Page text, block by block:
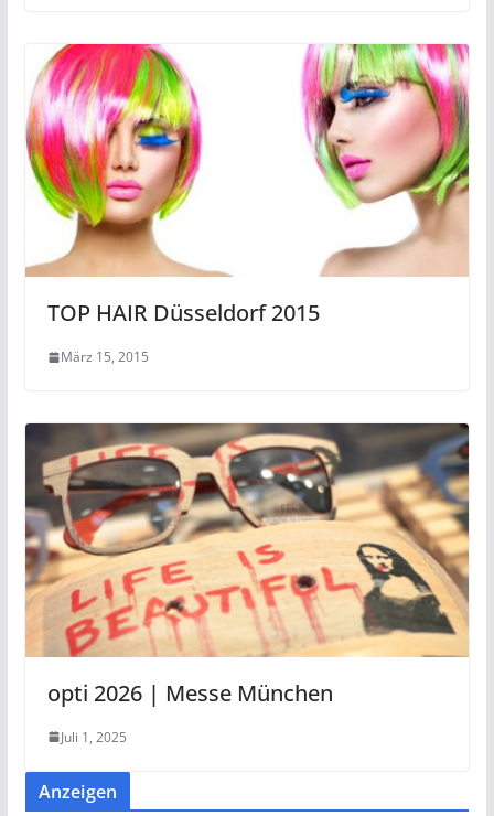
TOP HAIR Düsseldorf 2015
März 15, 2015
opti 2026 | Messe München
Juli 1, 2025
Anzeigen